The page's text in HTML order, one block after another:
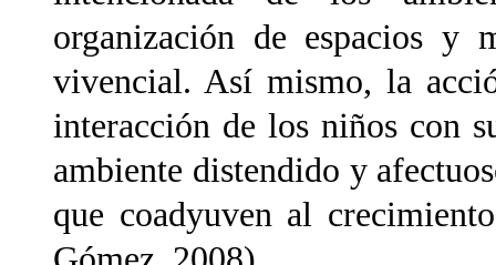
organización de espacios y
vivencial. Así mismo, la
interacción de los niños con
ambiente distendido y
que coadyuven al